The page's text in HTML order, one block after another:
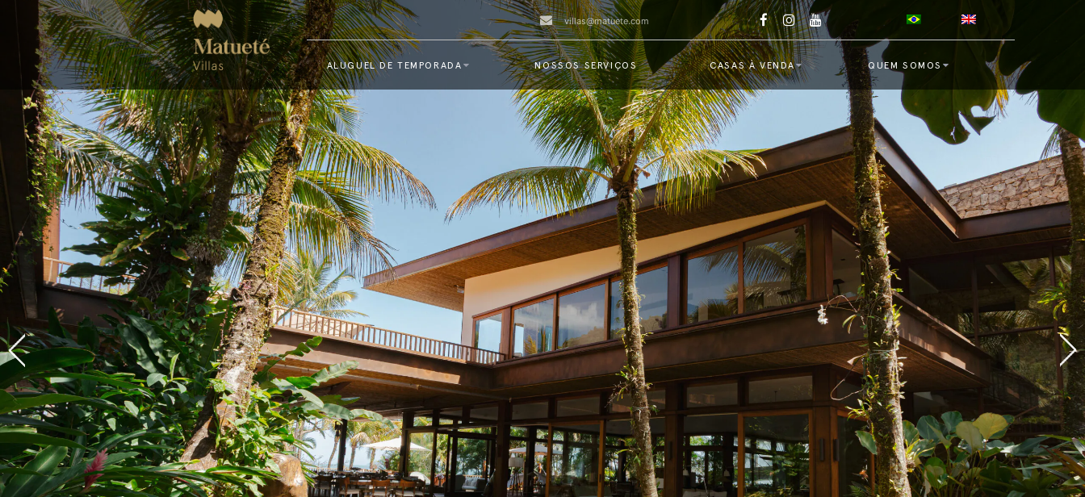
villas@matuete.com
ALUGUEL DE TEMPORADA NOSSOS SERVIÇOS CASAS À VENDA QUEM SOMOS